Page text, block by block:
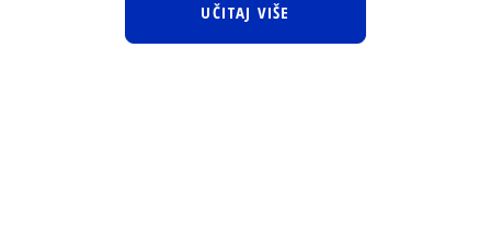
UČITAJ VIŠE